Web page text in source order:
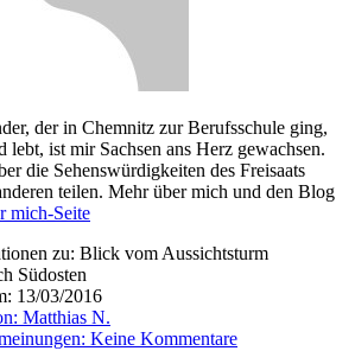
der in Chemnitz zur Berufsschule ging,
lebt, ist mir Sachsen ans Herz gewachsen.
die Sehenswürdigkeiten des Freisaats
teilen. Mehr über mich und den Blog
mich-Seite
zu: Blick vom Aussichtsturm
Südosten
13/03/2016
Matthias N.
Keine Kommentare